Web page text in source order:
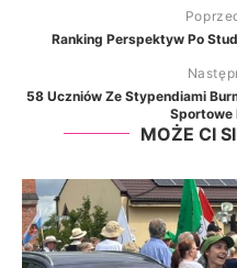
Ranking Perspektyw Po
58 Uczniów Ze Stypendiami
Sportowe
MOŻE CI